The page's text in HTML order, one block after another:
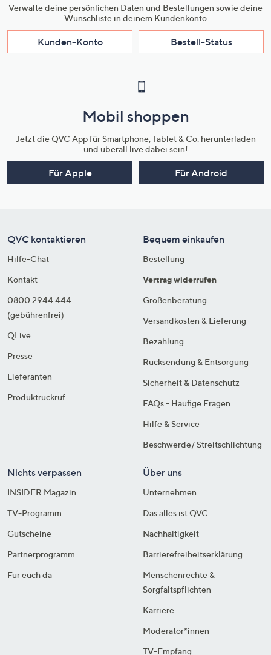
Bitte beachten
Dieser Artikel kann nicht an einen Paketshop, eine
Packstation oder ins Ausland geliefert werden.
Verwalte deine persönlichen Daten und Bestellungen sowie deine
Wunschliste in deinem Kundenkonto
Kunden-Konto Bestell-Status
Mobil shoppen
Jetzt die QVC App für Smartphone, Tablet & Co. herunterladen
und überall live dabei sein!
Für Apple Für Android
QVC kontaktieren
Hilfe-Chat
Kontakt
0800 2944 444
(gebührenfrei)
QLive
Presse
Lieferanten
Produktrückruf
Bequem einkaufen
Bestellung
Vertrag widerrufen
Größenberatung
Versandkosten & Lieferung
Bezahlung
Rücksendung & Entsorgung
Sicherheit & Datenschutz
FAQs - Häufige Fragen
Hilfe & Service
Beschwerde/ Streitschlichtung
Nichts verpassen
INSIDER Magazin
TV-Programm
Gutscheine
Partnerprogramm
Für euch da
Über uns
Unternehmen
Das alles ist QVC
Nachhaltigkeit
Barrierefreiheitserklärung
Menschenrechte &
Sorgfaltspflichten
Karriere
Moderator*innen
TV-Empfang